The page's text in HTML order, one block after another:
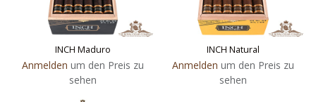
INCH Maduro
Anmelden um den Preis zu
sehen
INCH Natural
Anmelden um den Preis zu
sehen